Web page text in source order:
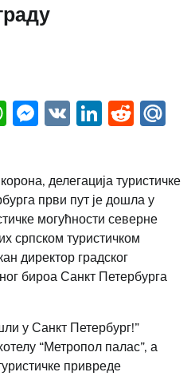
WhatsApp
Messenger
VK
делегација туристичке
први пут је дошла у
могућности северне
српском туристичком
директор градског
бироа Санкт Петербурга
у Санкт Петербург!”
“Метропол палас”, а
привреде